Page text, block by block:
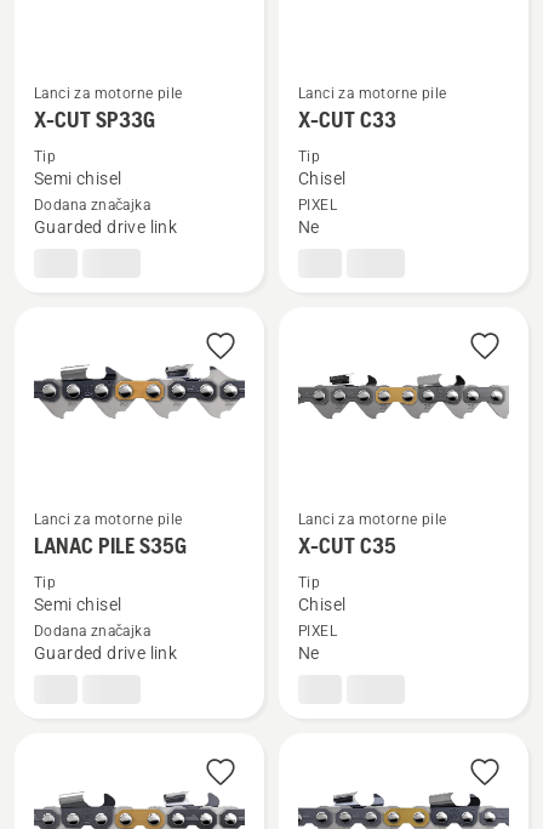
Pogledajte
više
detalja
Lanci za motorne pile
X-CUT SP33G
Tip
Semi chisel
Dodana značajka
Guarded drive link
Pogledajte
više
detalja
Lanci za motorne pile
X-CUT C33
Tip
Chisel
PIXEL
Ne
Pogledajte
više
detalja
LANAC
Lanci za motorne pile
LANAC PILE S35G
Tip
Semi chisel
Dodana značajka
Guarded drive link
Pogledajte
više
detalja
Lanci za motorne pile
X-CUT C35
Tip
Chisel
PIXEL
Ne